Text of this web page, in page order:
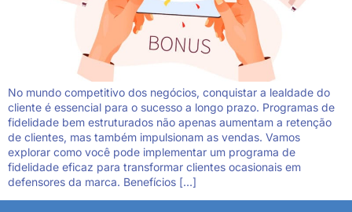
No mundo competitivo dos negócios, conquistar a lealdade do
cliente é essencial para o sucesso a longo prazo. Programas de
fidelidade bem estruturados não apenas aumentam a retenção
de clientes, mas também impulsionam as vendas. Vamos
explorar como você pode implementar um programa de
fidelidade eficaz para transformar clientes ocasionais em
defensores da marca. Benefícios […]